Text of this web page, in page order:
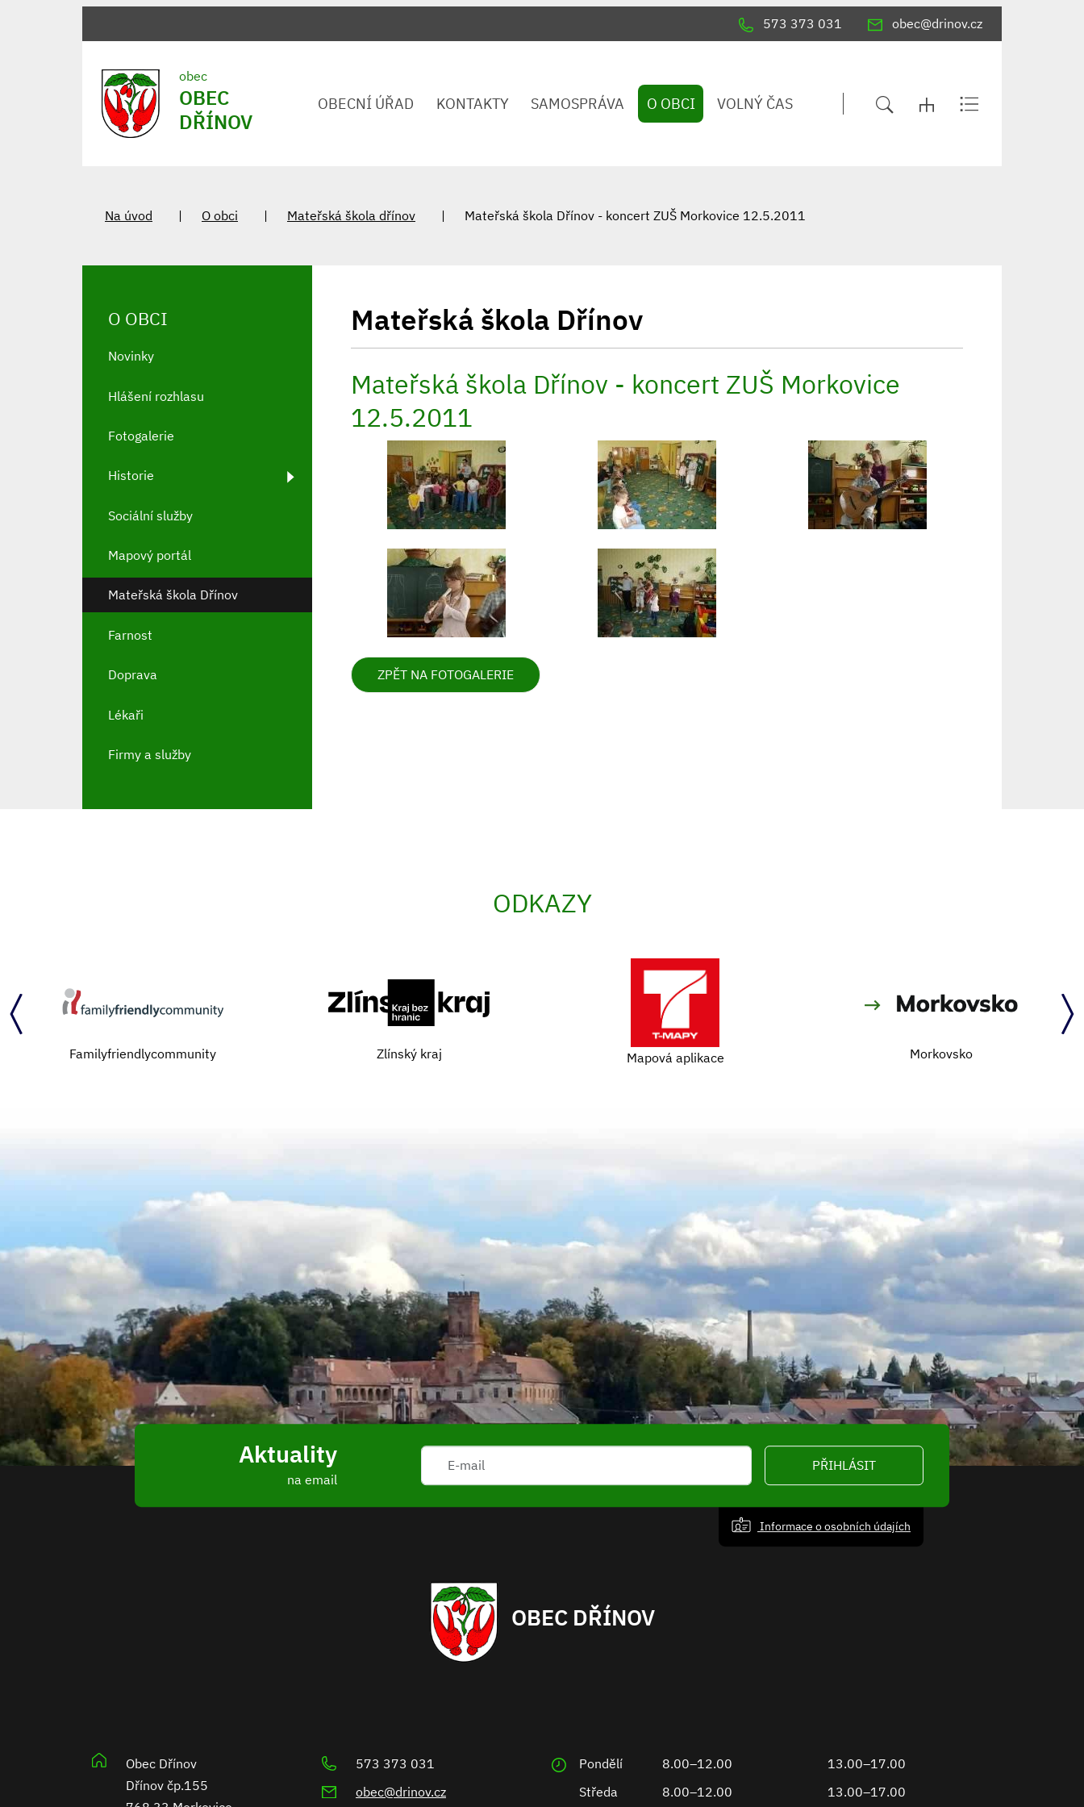
573 373 031 obec@drinov.cz
obec
OBEC
DŘÍNOV
OBECNÍ ÚŘAD KONTAKTY SAMOSPRÁVA O OBCI VOLNÝ ČAS
Na úvod O obci Mateřská škola dřínov Mateřská škola Dřínov - koncert ZUŠ Morkovice 12.5.2011
Mateřská škola Dřínov
Mateřská škola Dřínov - koncert ZUŠ Morkovice
12.5.2011
ZPĚT NA FOTOGALERIE
O OBCI
Novinky
Hlášení rozhlasu
Fotogalerie
Historie
Sociální služby
Mapový portál
Mateřská škola Dřínov
Farnost
Doprava
Lékaři
Firmy a služby
ODKAZY
Familyfriendlycommunity Zlínský kraj Mapová aplikace Morkovsko
Aktuality
na email
PŘIHLÁSIT
Informace o osobních údajích
OBEC DŘÍNOV
Obec Dřínov
Dřínov čp.155
573 373 031
obec@drinov.cz
Pondělí 8.00–12.00
13.00–17.00
Středa
8.00–12.00 13.00–17.00